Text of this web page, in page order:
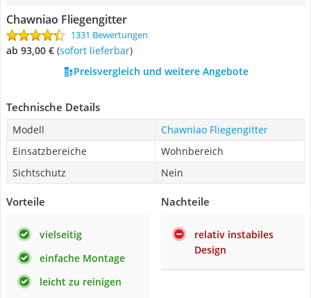
Chawniao Fliegengitter
1331 Bewertungen
ab 93,00 € ( Sofort lieferbar)
Preisvergleich und weitere Angebote
Technische Details
Modell
Chawniao Fliegengitter
Einsatzbereiche
Wohnbereich
Sichtschutz
Nein
Vorteile
vielseitig
einfache Montage
leicht zu reinigen
Nachteile
relativ instabiles
Design